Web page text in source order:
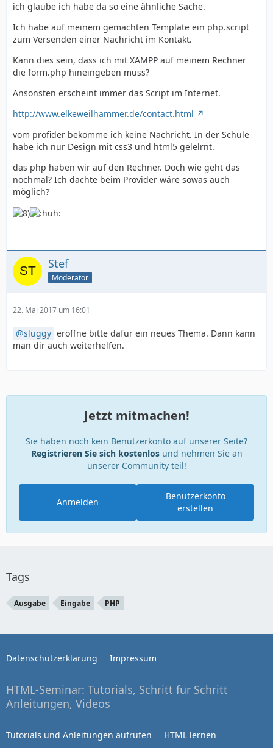
ich glaube ich habe da so eine ähnliche Sache.
Ich habe auf meinem gemachten Template ein php.script
zum Versenden einer Nachricht im Kontakt.
Kann dies sein, dass ich mit XAMPP auf meinem Rechner
die form.php hineingeben muss?
Ansonsten erscheint immer das Script im Internet.
http://www.elkeweilhammer.de/contact.html
vom profider bekomme ich keine Nachricht. In der Schule
habe ich nur Design mit css3 und html5 gelelrnt.
das php haben wir auf den Rechner. Doch wie geht das
nochmal? Ich dachte beim Provider wäre sowas auch
möglich?
Stef
Moderator
22. Mai 2017 um 16:01
sluggy eröffne bitte dafür ein neues Thema. Dann kann
man dir auch weiterhelfen.
Jetzt mitmachen!
Sie haben noch kein Benutzerkonto auf unserer Seite?
Registrieren Sie sich kostenlosund nehmen Sie an
unserer Community teil!
Benutzerkonto
erstellen
Anmelden
Tags
Ausgabe Eingabe PHP
Datenschutzerklärung Impressum
HTML-Seminar: Tutorials, Schritt für Schritt
Anleitungen, Videos
Tutorials und Anleitungen aufrufen HTML lernen